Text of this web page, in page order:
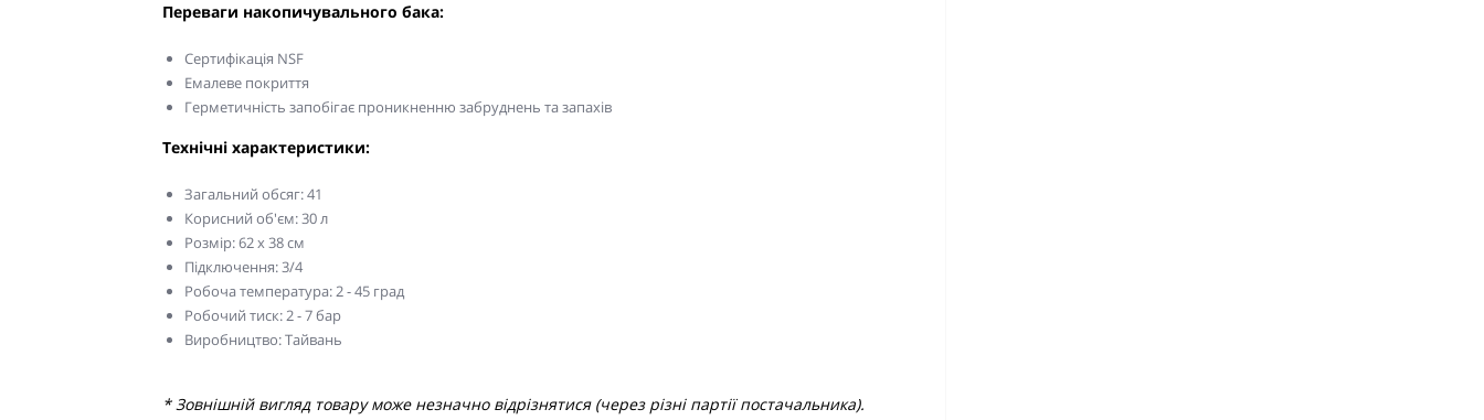
Переваги накопичувального бака:
Сертифікація NSF
Емалеве покриття
Герметичність запобігає проникненню забруднень та запахів
Технічні характеристики:
Загальний обсяг: 41
Корисний об'єм: 30 л
Розмір: 62 х 38 см
Підключення: 3/4
Робоча температура: 2 - 45 град
Робочий тиск: 2 - 7 бар
Виробництво: Тайвань
* Зовнішній вигляд товару може незначно відрізнятися (через різні партії постачальника).